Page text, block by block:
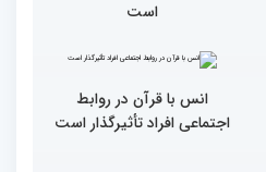
فرآیند اجرایی و فنی
مسابقات قرآن با مساعدت
همه بخش‌های ستاد اجرایی